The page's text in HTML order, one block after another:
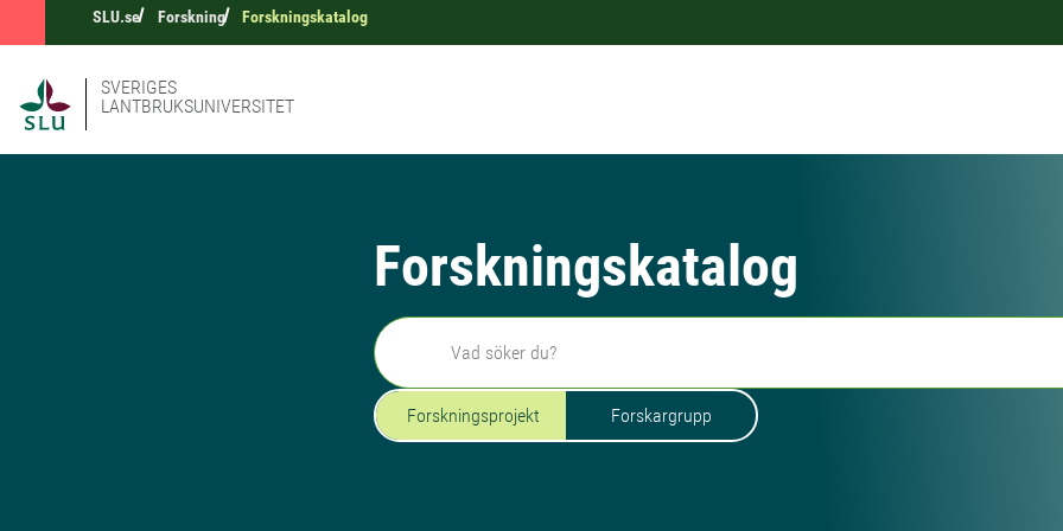
SLU.se Forskning Forskningskatalog
SVERIGES
LANTBRUKSUNIVERSITET
Forskningskatalog
Sök
Forskningsprojekt Forskargrupp